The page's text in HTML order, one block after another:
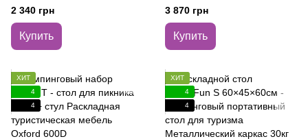
кресла для пикника | Oxford
600D | Кемпинговая мебель с
2 340 грн
Купить
кресла для кемпинга Oxford
600D Комплект садовой
мебели с
3 870 грн
Купить
ХИТ
4
4
ХИТ
4
4